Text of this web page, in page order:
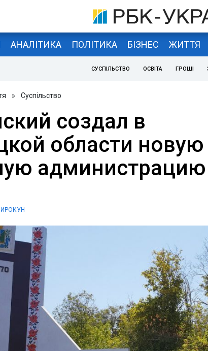
АНАЛІТИКА ПОЛІТИКА БІЗНЕС ЖИТТЯ
СУСПІЛЬСТВО ОСВІТА ГРОШІ
» Суспільство
создал в
области новую
администрацию